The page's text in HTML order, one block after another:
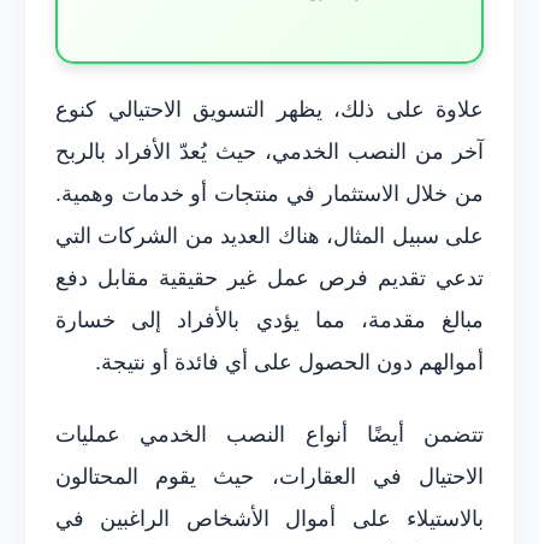
علاوة على ذلك، يظهر التسويق الاحتيالي كنوع
آخر من النصب الخدمي، حيث يُعدّ الأفراد بالربح
من خلال الاستثمار في منتجات أو خدمات وهمية.
على سبيل المثال، هناك العديد من الشركات التي
تدعي تقديم فرص عمل غير حقيقية مقابل دفع
مبالغ مقدمة، مما يؤدي بالأفراد إلى خسارة
أموالهم دون الحصول على أي فائدة أو نتيجة.
تتضمن أيضًا أنواع النصب الخدمي عمليات
الاحتيال في العقارات، حيث يقوم المحتالون
بالاستيلاء على أموال الأشخاص الراغبين في